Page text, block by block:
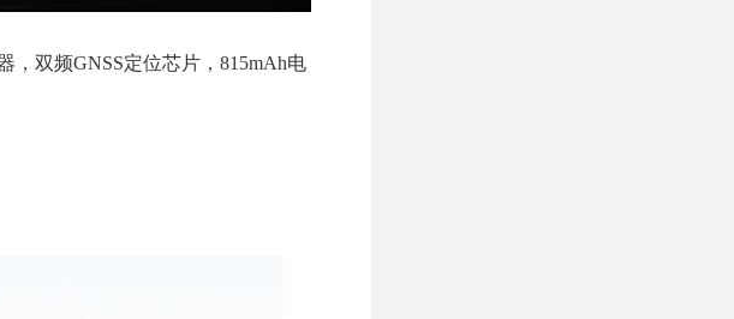
，双频GNSS定位芯片，815mAh电